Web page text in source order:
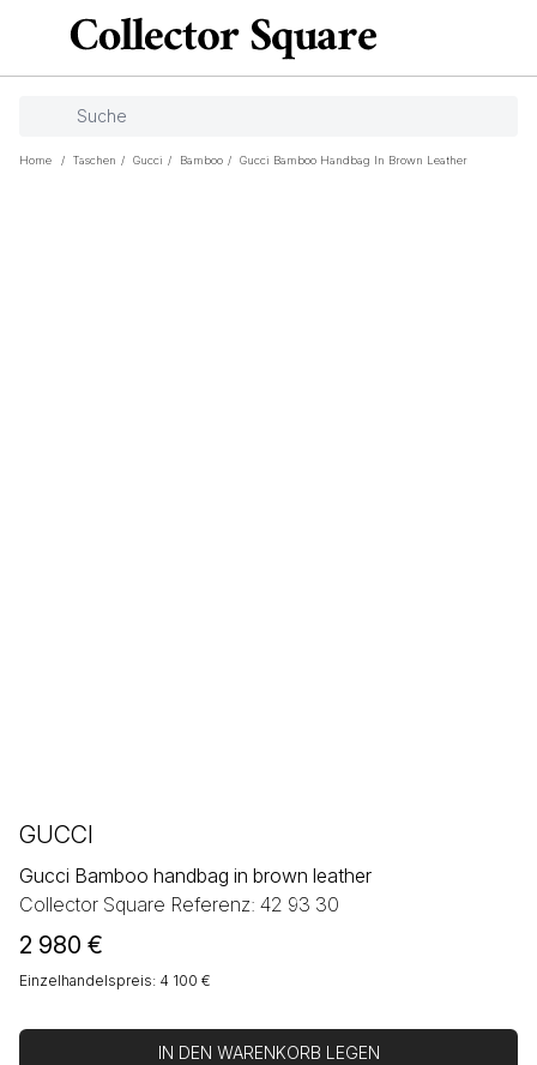
Home / Taschen / Gucci / Bamboo / Gucci Bamboo Handbag In Brown Leather
GUCCI
Gucci Bamboo handbag in brown leather
Collector Square Referenz: 42 93 30
2 980 €
Einzelhandelspreis: 4 100 €
IN DEN WARENKORB LEGEN